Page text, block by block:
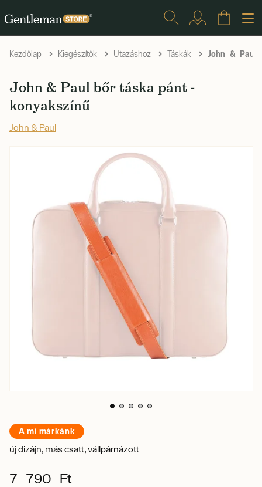
Kezdőlap Kiegészítők Utazáshoz Táskák John & Paul
John & Paul bőr táska pánt -
konyakszínű
John & Paul
A mi márkánk
új dizájn, más csatt, vállpárnázott
7 790 Ft